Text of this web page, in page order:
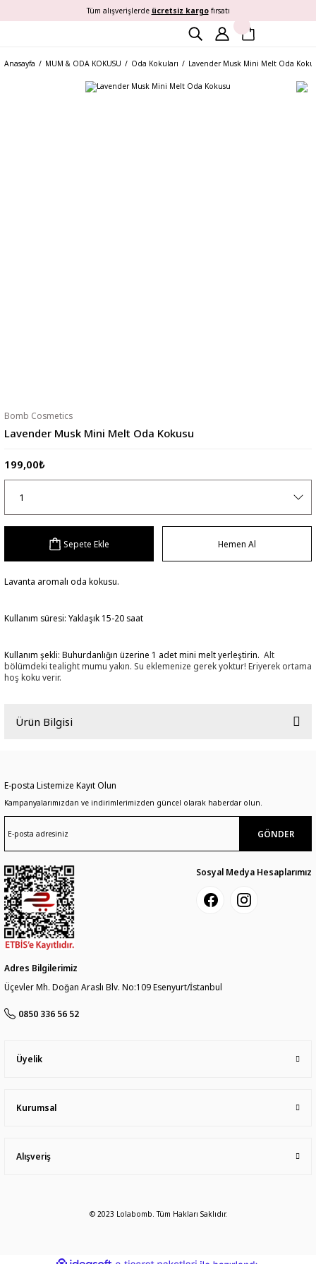
Tüm alışverişlerde ücretsiz kargofırsatı
Anasayfa MUM & ODA KOKUSU Oda Kokuları Lavender Musk Mini Melt Oda
Bomb Cosmetics
Lavender Musk Mini Melt Oda Kokusu
199,00₺
Sepete Ekle Hemen Al
Lavanta aromalı oda kokusu.
Kullanım süresi: Yaklaşık 15-20 saat
Kullanım şekli: Buhurdanlığın üzerine 1 adet mini melt yerleştirin. Alt
bölümdeki tealight mumu yakın. Su eklemenize gerek yoktur! Eriyerek ortama
hoş koku verir.
Ürün Bilgisi
Kullanım süresi: Yaklaşık 15-20 saat
tealight mumu yakın. Su eklemenize gerek yoktur! Eriyerek ortama hoş koku verir.
E-posta Listemize Kayıt Olun
Kampanyalarımızdan ve indirimlerimizden güncel olarak haberdar olun.
GÖNDER
Sosyal Medya Hesaplarımız
Üyelik
Kurumsal
Alışveriş
Adres Bilgilerimiz
Üçevler Mh. Doğan Araslı Blv. No:109 Esenyurt/İstanbul
0850 336 56 52
© 2023 Lolabomb. Tüm Hakları Saklıdır.